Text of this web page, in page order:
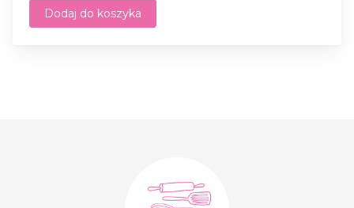
Dodaj do koszyka